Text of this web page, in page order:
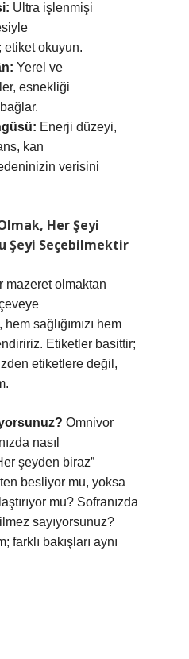
Ultra işlenmişi
etiket okuyun.
Yerel ve
esnekliği
Enerji düzeyi,
kan
verisini
Her Şeyi
Şeyi Seçebilmektir
mazeret olmaktan
sağlığımızı hem
Etiketler basittir;
etiketlere değil,
Omnivor
nasıl
şeyden biraz”
besliyor mu, yoksa
mu? Sofranızda
sayıyorsunuz?
farklı bakışları aynı